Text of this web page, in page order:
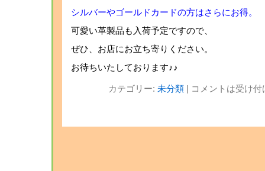
シルバーやゴールドカードの方はさらにお得。
可愛い革製品も入荷予定ですので、
ぜひ、お店にお立ち寄りください。
お待ちいたしております♪♪
カテゴリー: 未分類| コメントは受け